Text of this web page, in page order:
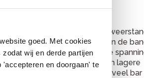
goed. Met cookies
wij en derde partijen
en doorgaan' te
compromis tussen grip en
Met meer spanning in de
langer meegaan. Welke
de modder en sneeuw is een lagere
wordt aangegeven tot hoeveel